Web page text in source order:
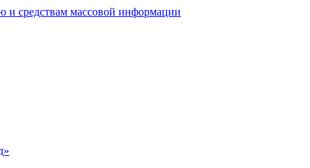
и средствам массовой информации